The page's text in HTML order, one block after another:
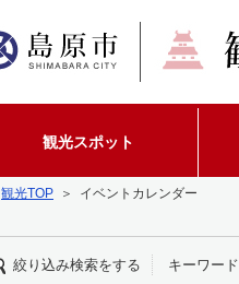
観光スポット
観光TOP ＞ イベントカレンダー
絞り込み検索をする キーワード